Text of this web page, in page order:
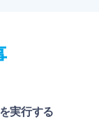
実行する